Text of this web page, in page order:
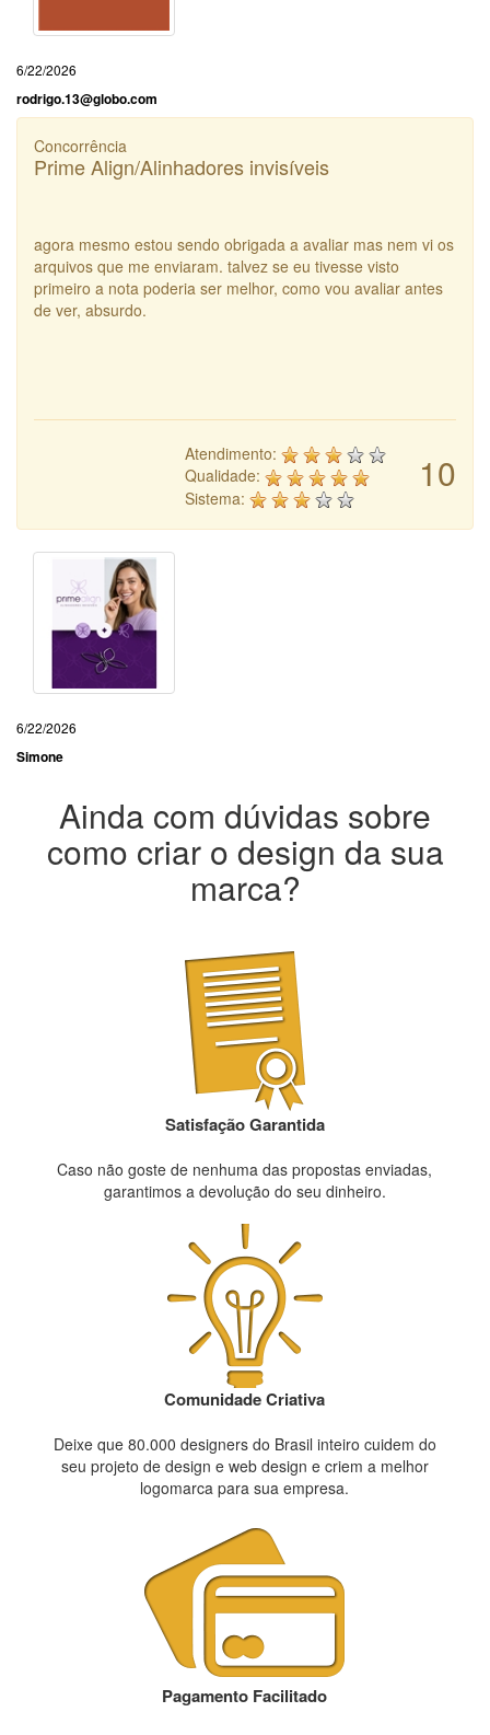
6/22/2026
rodrigo.13@globo.com
Concorrência
Prime Align/Alinhadores invisíveis
agora mesmo estou sendo obrigada a avaliar mas nem vi os
arquivos que me enviaram. talvez se eu tivesse visto
primeiro a nota poderia ser melhor, como vou avaliar antes
de ver, absurdo.
10
Atendimento:
Qualidade:
Sistema:
6/22/2026
Simone
Ainda com dúvidas sobre
como criar o design da sua
marca?
Satisfação Garantida
Caso não goste de nenhuma das propostas enviadas,
garantimos a devolução do seu dinheiro.
Comunidade Criativa
Deixe que 80.000 designers do Brasil inteiro cuidem do
seu projeto de design e web design e criem a melhor
logomarca para sua empresa.
Pagamento Facilitado